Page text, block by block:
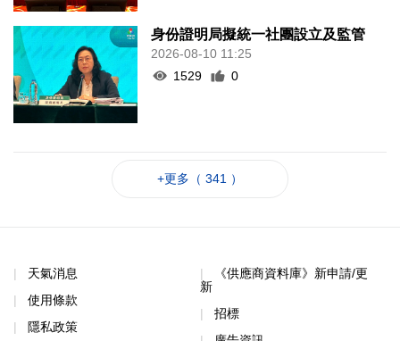
身份證明局擬統一社團設立及監管
2026-08-10 11:25
1529
0
+更多（ 341 ）
天氣消息
使用條款
隱私政策
《供應商資料庫》新申請/更
新
招標